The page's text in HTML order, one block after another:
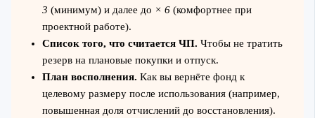
3 (минимум) и далее до × 6(комфортнее при
проектной работе).
Список того, что считается ЧП. Чтобы не тратить
резерв на плановые покупки и отпуск.
План восполнения. Как вы вернёте фонд к
целевому размеру после использования (например,
повышенная доля отчислений до восстановления).